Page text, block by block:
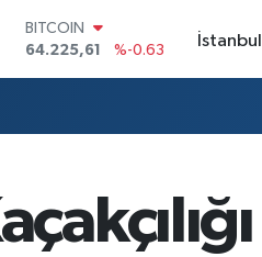
64.225,61
DOLAR
47,6704
%0
6510.40
%0.45
BİST100
İstanbul